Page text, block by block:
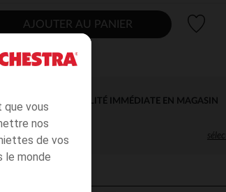
que vous
nos
de vos
le monde
AJOUTER AU PANIER
DISPONIBILITÉ IMMÉDIATE EN MAGASIN